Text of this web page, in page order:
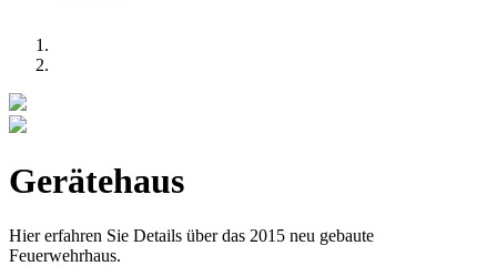
Gerätehaus
Hier erfahren Sie Details über das 2015 neu gebaute
Feuerwehrhaus.